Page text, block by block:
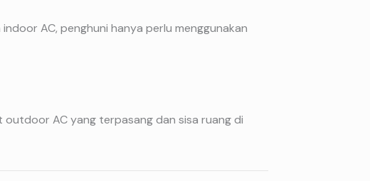
AC, penghuni hanya perlu menggunakan
outdoor AC yang terpasang dan sisa ruang di